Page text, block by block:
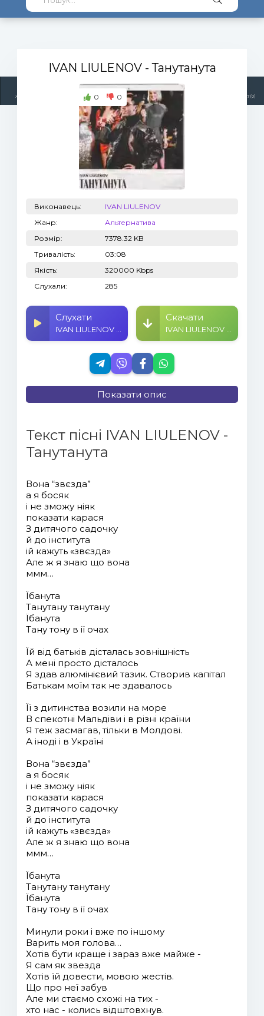
Жанри Топ 100 Тренди Плейлист (0)
IVAN LIULENOV- Танутанута
0 0
Виконавець:
IVAN LIULENOV
Жанр:
Альтернатива
Розмір:
7378.32 KB
Тривалість:
03:08
Якість:
320000 Kbps
Слухали:
285
Слухати Скачати
Показати опис
Текст пісні IVAN LIULENOV -
Танутанута
Вона “звєзда”
а я босяк
і не зможу ніяк
показати карася
З дитячого садочку
й до інститута
ій кажуть «звєзда»
Але ж я знаю що вона
ммм…
Їбанута
Танутану танутану
Їбанута
Тану тону в ії очах
Їй від батьків дісталась зовнішність
А мені просто дісталось
Я здав алюмінієвий тазик. Створив капітал
Батькам моїм так не здавалось
Її з дитинства возили на море
В спекотні Мальдіви і в різні країни
Я теж засмагав, тільки в Молдові.
А іноді і в Україні
Вона “звєзда”
а я босяк
і не зможу ніяк
показати карася
З дитячого садочку
й до інститута
ій кажуть «звєзда»
Але ж я знаю що вона
ммм…
Їбанута
Танутану танутану
Їбанута
Тану тону в ії очах
Минули роки і вже по іншому
Варить моя голова…
Хотів бути краще і зараз вже майже -
Я сам як звезда
Хотів їй довести, мовою жестів.
Що про неї забув
Але ми стаємо схожі на тих -
хто нас - колись відштовхнув.